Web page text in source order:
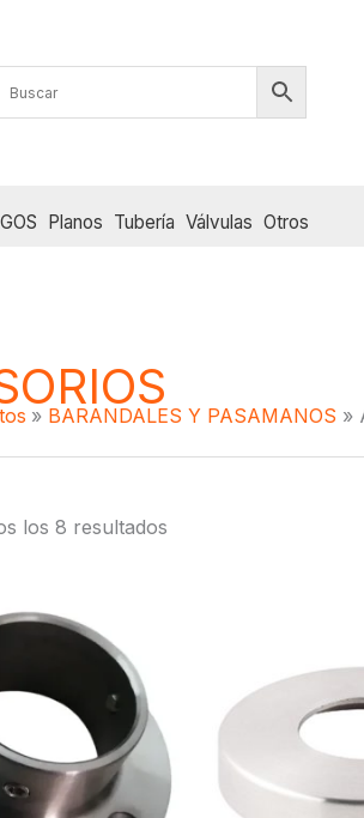
Planos Tubería Válvulas Otros
BARANDALES Y PASAMANOS
los 8 resultados